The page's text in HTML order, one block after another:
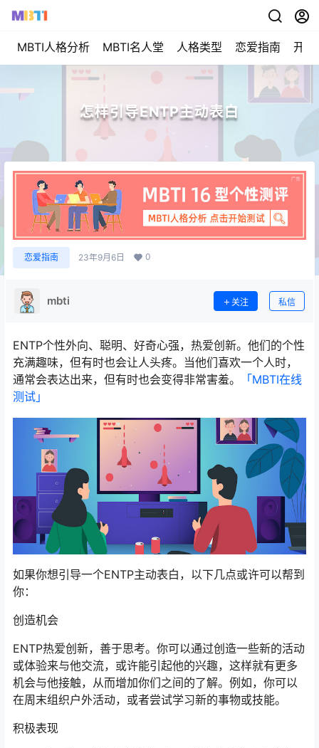
MBTI人格分析 MBTI名人堂 人格类型 恋爱指南 开始
怎样引导ENTP主动表白
恋爱指南 23年9月6日 0
mbti 关注 私信
ENTP个性外向、聪明、好奇心强，热爱创新。他们的个性
充满趣味，但有时也会让人头疼。当他们喜欢一个人时，
通常会表达出来，但有时也会变得非常害羞。
「MBTI在线
测试​」
如果你想引导一个ENTP主动表白，以下几点或许可以帮到
你：
创造机会
ENTP热爱创新，善于思考。你可以通过创造一些新的活动
或体验来与他交流，或许能引起他的兴趣，这样就有更多
机会与他接触，从而增加你们之间的了解。例如，你可以
在周末组织户外活动，或者尝试学习新的事物或技能。
积极表现